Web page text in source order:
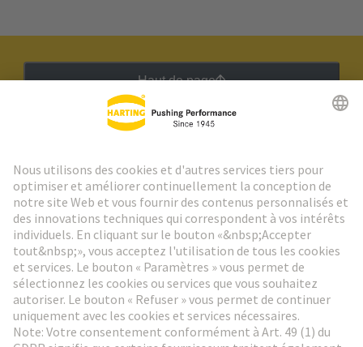
Haut de page
Aller à l'inscription
Social Media